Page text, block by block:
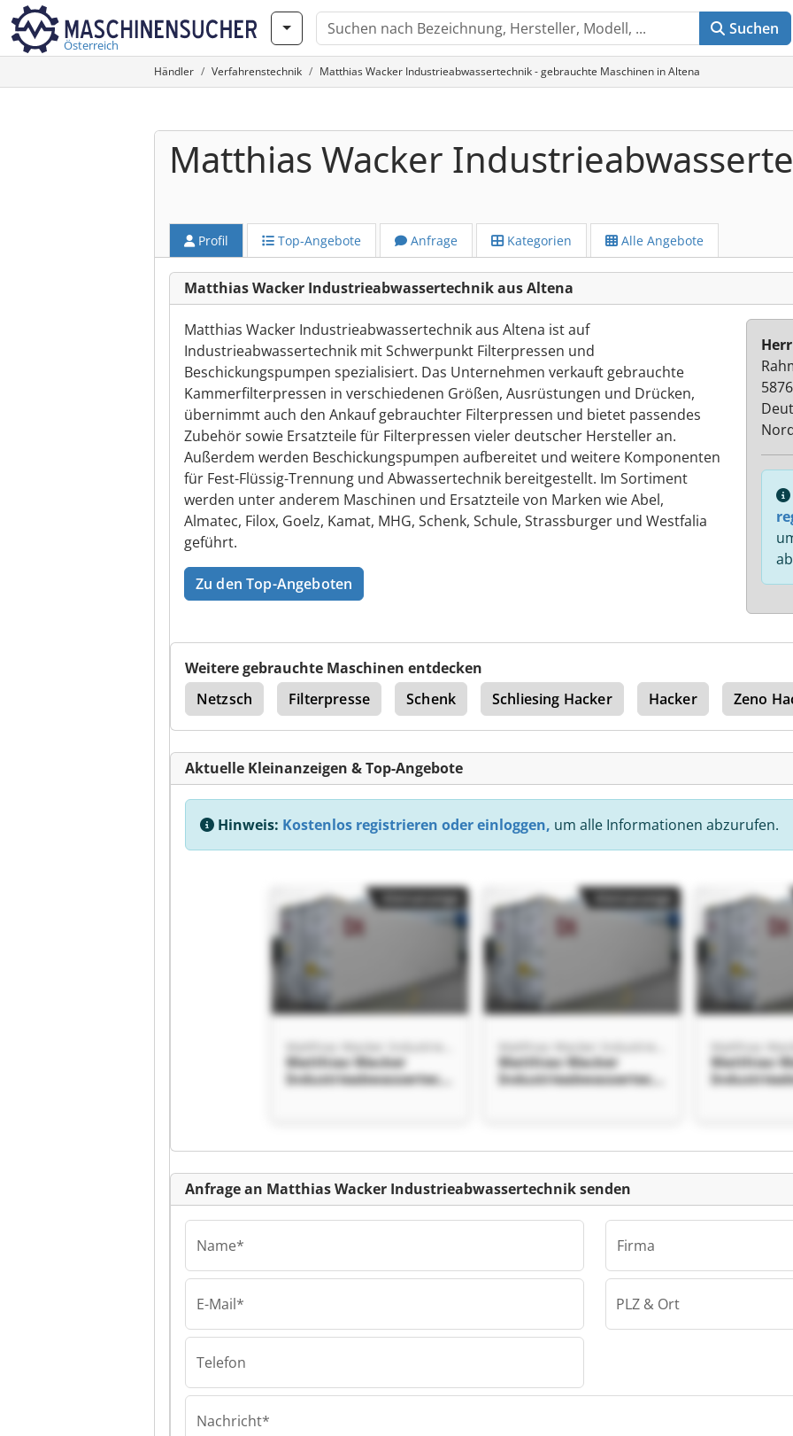
Österreich
Suchen
Händler Verfahrenstechnik Matthias Wacker Industrieabwassertechnik - gebrauchte Maschinen in Altena
Matthias Wacker
Profil Top-Angebote Anfrage Kategorien Alle Angebote
Matthias Wacker Industrieabwassertechnik aus Altena
Matthias Wacker Industrieabwassertechnik aus Altena ist auf
Industrieabwassertechnik mit Schwerpunkt Filterpressen und
Beschickungspumpen spezialisiert. Das Unternehmen verkauft gebrauchte
Kammerfilterpressen in verschiedenen Größen, Ausrüstungen und Drücken,
übernimmt auch den Ankauf gebrauchter Filterpressen und bietet passendes
Zubehör sowie Ersatzteile für Filterpressen vieler deutscher Hersteller an.
Außerdem werden Beschickungspumpen aufbereitet und weitere Komponenten
für Fest-Flüssig-Trennung und Abwassertechnik bereitgestellt. Im Sortiment
werden unter anderem Maschinen und Ersatzteile von Marken wie Abel,
Almatec, Filox, Goelz, Kamat, MHG, Schenk, Schule, Strassburger und Westfalia
geführt.
Zu den Top-Angeboten
Weitere gebrauchte Maschinen entdecken
Netzsch
Filterpresse Schenk Schliesing Hacker Hacker Zeno
Aktuelle Kleinanzeigen & Top-Angebote
Hinweis: Kostenlos registrieren oder einloggen, um alle Informationen abzurufen.
Matthias Wacker
Industrieabwassertech
Matthias Wacker
Industrieabwassertech
Matthias
Industrieabwassertech
nik
Kleinanzeige
Anfrage an Matthias Wacker Industrieabwassertechnik senden
Name*
E-Mail*
Telefon
Firma
PLZ & Ort
Nachricht*